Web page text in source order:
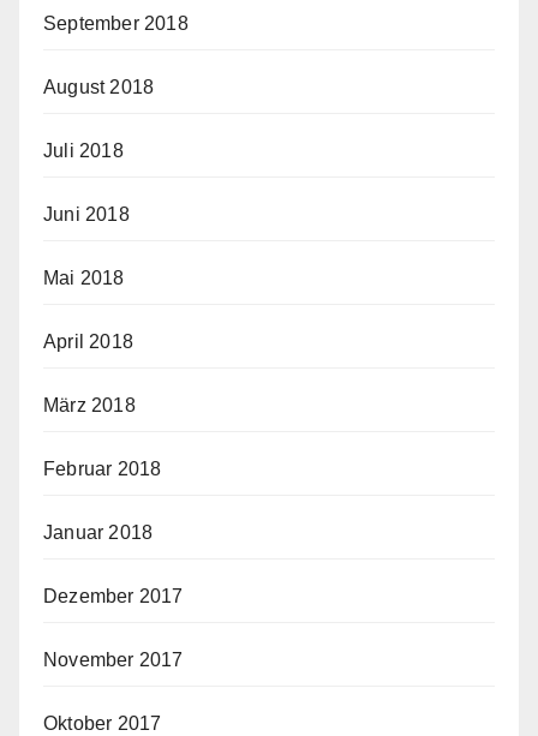
September 2018
August 2018
Juli 2018
Juni 2018
Mai 2018
April 2018
März 2018
Februar 2018
Januar 2018
Dezember 2017
November 2017
Oktober 2017